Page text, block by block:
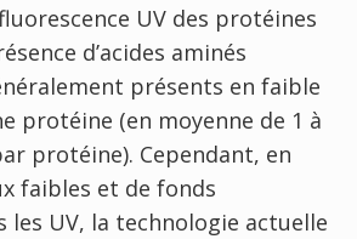
UV des protéines
d’acides aminés
présents en faible
protéine (en moyenne de 1 à
protéine). Cependant, en
faibles et de fonds
UV, la technologie actuelle